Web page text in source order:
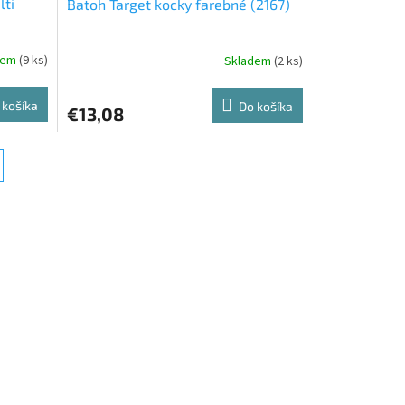
(9 ks)
košíka
Batoh Target kocky farebné (2167)
Skladem (2 ks)
€13,08 Do košíka